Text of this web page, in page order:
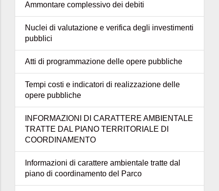
Ammontare complessivo dei debiti
Nuclei di valutazione e verifica degli investimenti
pubblici
Atti di programmazione delle opere pubbliche
Tempi costi e indicatori di realizzazione delle
opere pubbliche
INFORMAZIONI DI CARATTERE AMBIENTALE
TRATTE DAL PIANO TERRITORIALE DI
COORDINAMENTO
Informazioni di carattere ambientale tratte dal
piano di coordinamento del Parco